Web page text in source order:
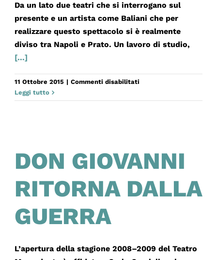
Da un lato due teatri che si interrogano sul
presente e un artista come Baliani che per
realizzare questo spettacolo si è realmente
diviso tra Napoli e Prato. Un lavoro di studio,
[...]
11 Ottobre 2015 | Commenti disabilitatisu
PELLE
Leggi tutto
DON GIOVANNI
RITORNA DALLA
GUERRA
L’apertura della stagione 2008–2009 del Teatro